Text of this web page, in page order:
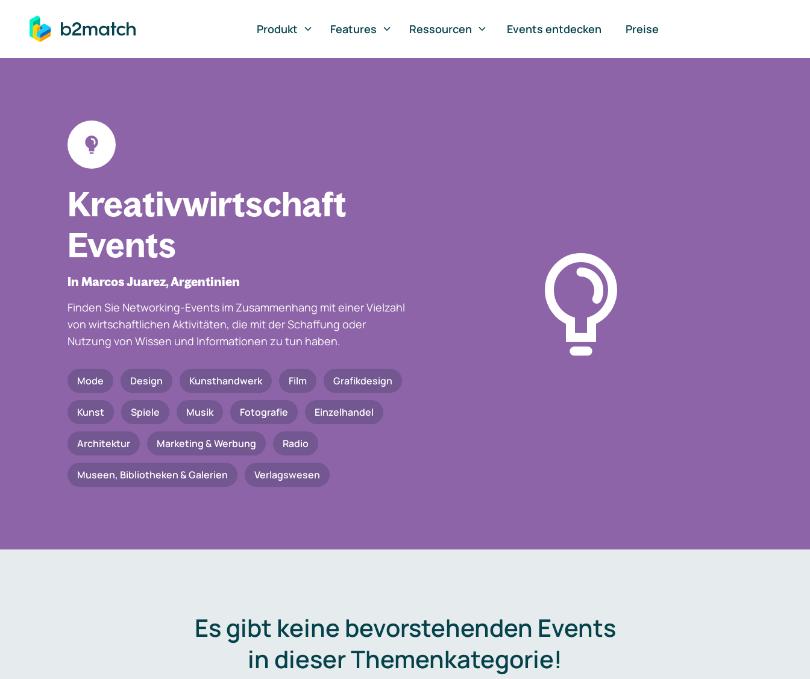
springen
Produkt
Features Ressourcen Events entdecken Preise
Kreativwirtschaft
Events
In Marcos Juarez, Argentinien
Finden Sie Networking-Events im Zusammenhang mit einer Vielzahl
von wirtschaftlichen Aktivitäten, die mit der Schaffung oder
Nutzung von Wissen und Informationen zu tun haben.
Mode Design Kunsthandwerk Film Grafikdesign
Kunst Spiele Musik Fotografie Einzelhandel
Architektur Marketing & Werbung Radio
Museen, Bibliotheken & Galerien Verlagswesen
Es gibt keine bevorstehenden Events
in dieser Themenkategorie!